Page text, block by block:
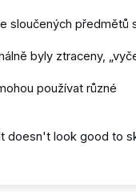
sloučených předmětů
byly ztraceny,
používat různé
doesn't look good to